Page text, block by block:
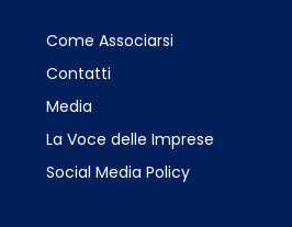
Come Associarsi
Contatti
Media
La Voce delle Imprese
Social Media Policy